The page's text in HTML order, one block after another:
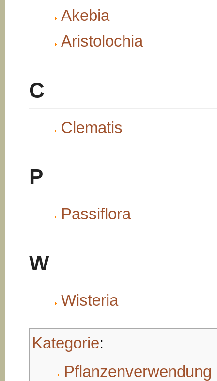
Akebia
Aristolochia
C
Clematis
P
Passiflora
W
Wisteria
Kategorie:
Pflanzenverwendung